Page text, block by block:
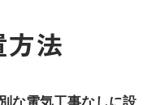
法